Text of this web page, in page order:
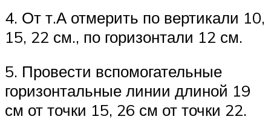
4. От т.А отмерить по вертикали 10,
15, 22 см., по горизонтали 12 см.
5. Провести вспомогательные
горизонтальные линии длиной 19
см от точки 15, 26 см от точки 22.